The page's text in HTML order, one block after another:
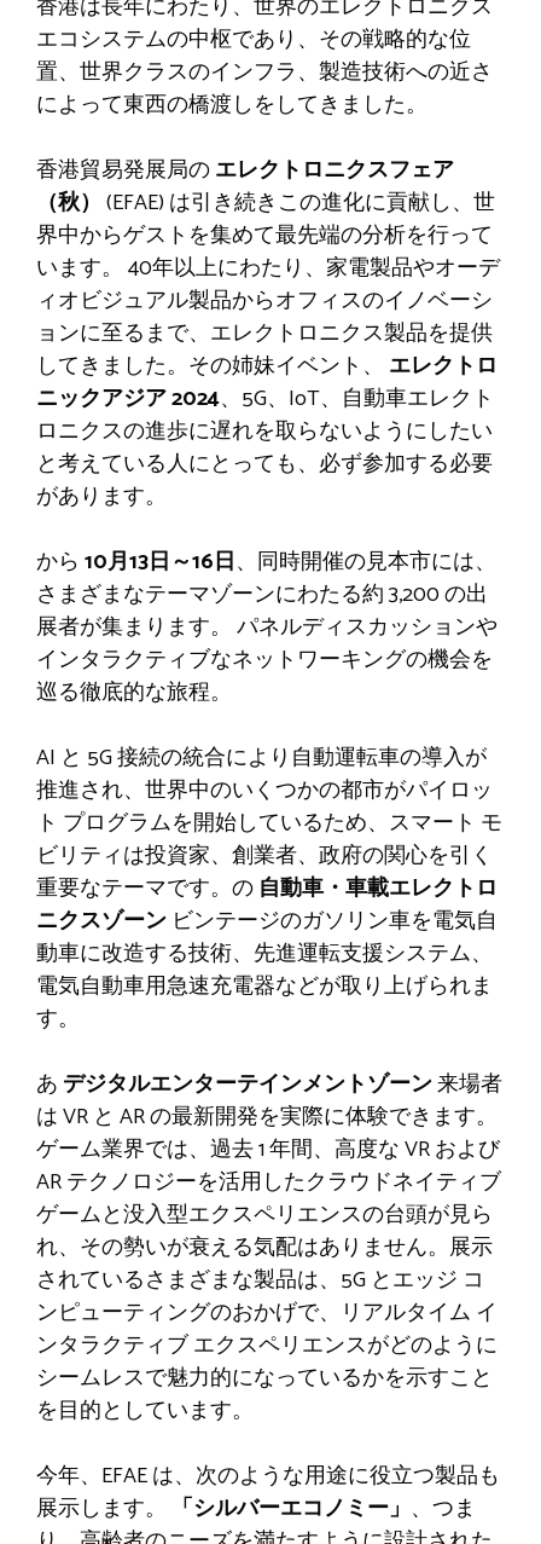
エコシステムの中枢であり、その戦略的な位
置、世界クラスのインフラ、製造技術への近さ
によって東西の橋渡しをしてきました。
香港貿易発展局のエレクトロニクスフェア
（秋） (EFAE) は引き続きこの進化に貢献し、世
界中からゲストを集めて最先端の分析を行って
います。 40年以上にわたり、家電製品やオーデ
ィオビジュアル製品からオフィスのイノベーシ
ョンに至るまで、エレクトロニクス製品を提供
してきました。その姉妹イベント、 エレクトロ
ニックアジア 2024、5G、IoT、自動車エレクト
ロニクスの進歩に遅れを取らないようにしたい
と考えている人にとっても、必ず参加する必要
があります。
から 10月13日～16日、同時開催の見本市には、
さまざまなテーマゾーンにわたる約 3,200 の出
展者が集まります。 パネルディスカッションや
インタラクティブなネットワーキングの機会を
巡る徹底的な旅程。
AI と 5G 接続の統合により自動運転車の導入が
推進され、世界中のいくつかの都市がパイロッ
ト プログラムを開始しているため、スマート モ
ビリティは投資家、創業者、政府の関心を引く
重要なテーマです。の 自動車・車載エレクトロ
ニクスゾーン ビンテージのガソリン車を電気自
動車に改造する技術、先進運転支援システム、
電気自動車用急速充電器などが取り上げられま
す。
あ デジタルエンターテインメントゾーン来場者
は VR と AR の最新開発を実際に体験できます。
ゲーム業界では、過去 1 年間、高度な VR および
AR テクノロジーを活用したクラウドネイティブ
ゲームと没入型エクスペリエンスの台頭が見ら
れ、その勢いが衰える気配はありません。展示
されているさまざまな製品は、5G とエッジ コ
ンピューティングのおかげで、リアルタイム イ
ンタラクティブ エクスペリエンスがどのように
シームレスで魅力的になっているかを示すこと
を目的としています。
今年、EFAE は、次のような用途に役立つ製品も
展示します。
「シルバーエコノミー」 、つま